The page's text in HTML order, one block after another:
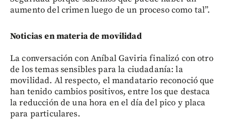
aumento del crimen luego de un proceso como tal”.
Noticias en materia de movilidad
La conversación con Aníbal Gaviria finalizó con otro
de los temas sensibles para la ciudadanía: la
movilidad. Al respecto, el mandatario reconoció que
han tenido cambios positivos, entre los que destaca
la reducción de una hora en el día del pico y placa
para particulares.